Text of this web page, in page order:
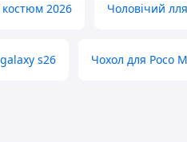
2026 Чоловічий
s26 Чохол для Poco